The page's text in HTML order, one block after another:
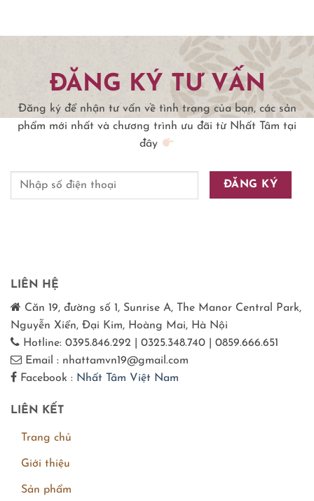
ĐĂNG KÝ TƯ VẤN
Đăng ký để nhận tư vấn về tình trạng của bạn, các sản
phẩm mới nhất và chương trình ưu đãi từ Nhất Tâm tại
đây
LIÊN HỆ
Căn 19, đường số 1, Sunrise A, The Manor Central Park,
Nguyễn Xiển, Đại Kim, Hoàng Mai, Hà Nội
Hotline: 0395.846.292 | 0325.348.740 | 0859.666.651
Email : nhattamvn19@gmail.com
Facebook : Nhất Tâm Việt Nam
LIÊN KẾT
Trang chủ
Giới thiệu
Sản phẩm